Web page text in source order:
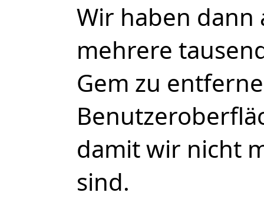
Wir haben dann
mehrere
Gem zu
damit wir nicht
sind.